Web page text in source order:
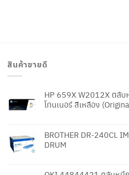
สินค้าขายดี
HP 659X W2012X ตลับ
โทนเนอร์ สีเหลือง
BROTHER DR-240CL
DRUM